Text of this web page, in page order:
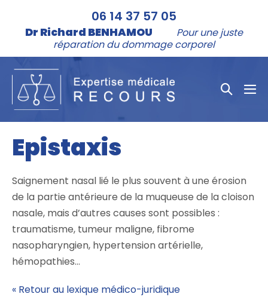
contenu
06 14 37 57 05
Dr Richard BENHAMOU
Pour une juste
réparation du dommage corporel
Epistaxis
Saignement nasal lié le plus souvent à une érosion
de la partie antérieure de la muqueuse de la cloison
nasale, mais d’autres causes sont possibles :
traumatisme, tumeur maligne, fibrome
nasopharyngien, hypertension artérielle,
hémopathies…
« Retour au lexique médico-juridique